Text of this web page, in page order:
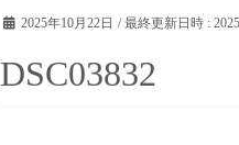
2025年10月22日 / 最終更新日時 :
DSC03832